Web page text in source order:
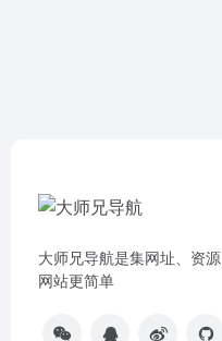
大师兄导航是集网址、资
网站更简单